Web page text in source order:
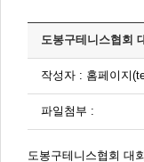
도봉구테니스협회
작성자 : 홈페이지
파일첨부 :
도봉구테니스협회 대